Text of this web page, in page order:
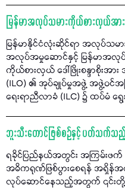
မြန်မာအလုပ်သမားကိုယ်စားလှယ်အာ
မြန်မာနိုင်ငံလုံးဆိုင်ရာ အလုပ်သမာ
အလုပ်အမှုဆောင်နှင့် မြန်မာအလုပ်
ကိုယ်စားလှယ် ဒေါ်ဖြိုးစန္ဒာစိုးအ
(ILO) ၏ အုပ်ချုပ်မှုအဖွဲ့ အဖွဲ့ဝင်
ရေးရာညီလာခံ (ILC) ၌ ထပ်မံ
ဘူးသီးတောင်ဖြစ်စဉ်နှင့် ပတ်သက်သ
ရခိုင်ပြည်နယ်အတွင်း အကြမ်းဖက်
အဓိကရုဏ်ဖြစ်ပွားစေရန် အရှိန်အဟု
လုပ်ဆောင်နေသည့်အတွက် ၎င်းတို့